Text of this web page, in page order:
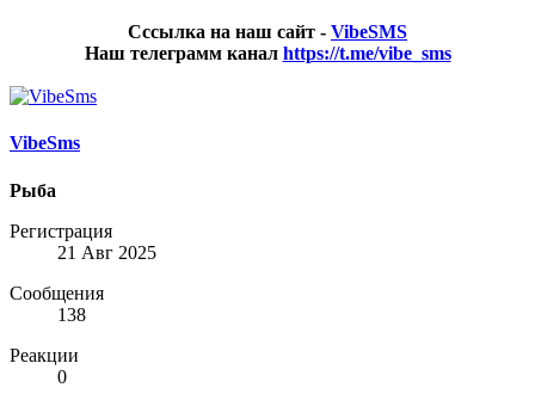
Сссылка на наш сайт - VibeSMS
Наш телеграмм канал https://t.me/vibe_sms
VibeSms
Рыба
Регистрация
21 Авг 2025
Сообщения
138
Реакции
0